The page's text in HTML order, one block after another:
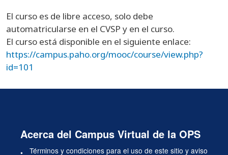
El curso es de libre acceso, solo debe
automatricularse en el CVSP y en el curso.
El curso está disponible en el siguiente enlace:
https://campus.paho.org/mooc/course/view.php?
id=101
Acerca del Campus Virtual de la OPS
Términos y condiciones para el uso de este sitio y aviso